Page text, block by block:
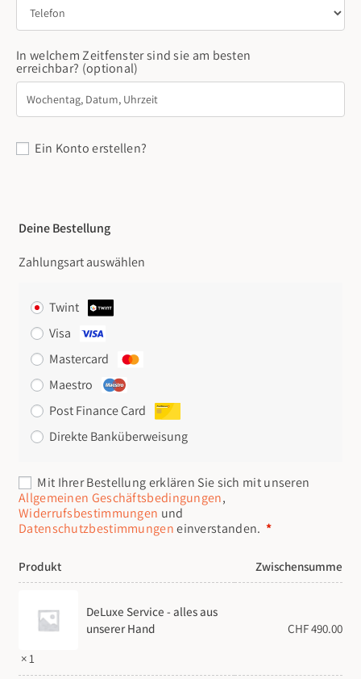
In welchem Zeitfenster sind sie am besten
erreichbar? (optional)
Ein Konto erstellen?
Deine Bestellung
Zahlungsart auswählen
Twint
Visa
Mastercard
Maestro
Post Finance Card
Direkte Banküberweisung
Mit Ihrer Bestellung erklären Sie sich mit unseren
Allgemeinen Geschäftsbedingungen,
Widerrufsbestimmungen und
Datenschutzbestimmungeneinverstanden. *
Erforderlich
Produkt Zwischensumme
DeLuxe Service - alles aus
unserer Hand
× 1
CHF490.00